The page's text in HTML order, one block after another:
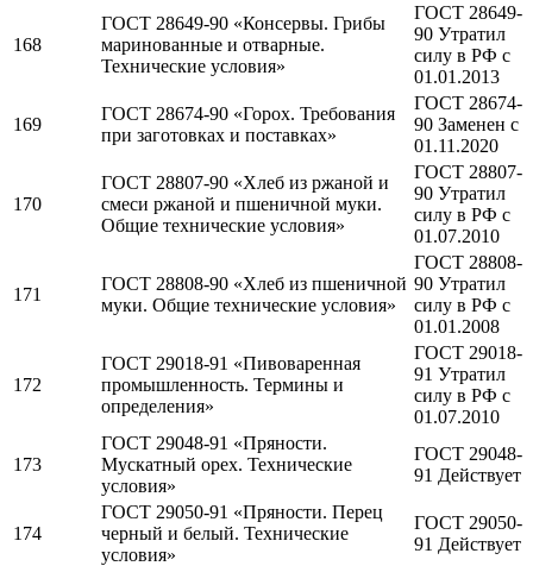
168
ГОСТ 28649-90 «Консервы. Грибы
маринованные и отварные.
Технические условия»
ГОСТ 28649-
90 Утратил
силу в РФ c
01.01.2013
169
ГОСТ 28674-90 «Горох. Требования
при заготовках и поставках»
ГОСТ 28674-
90 Заменен c
01.11.2020
170
ГОСТ 28807-90 «Хлеб из ржаной и
смеси ржаной и пшеничной муки.
Общие технические условия»
ГОСТ 28807-
90 Утратил
силу в РФ c
01.07.2010
171
ГОСТ 28808-90 «Хлеб из пшеничной
муки. Общие технические условия»
ГОСТ 28808-
90 Утратил
силу в РФ c
01.01.2008
172
ГОСТ 29018-91 «Пивоваренная
промышленность. Термины и
определения»
ГОСТ 29018-
91 Утратил
силу в РФ c
01.07.2010
173
ГОСТ 29048-91 «Пряности.
Мускатный орех. Технические
условия»
ГОСТ 29048-
91 Действует
174
ГОСТ 29050-91 «Пряности. Перец
черный и белый. Технические
условия»
ГОСТ 29050-
91 Действует